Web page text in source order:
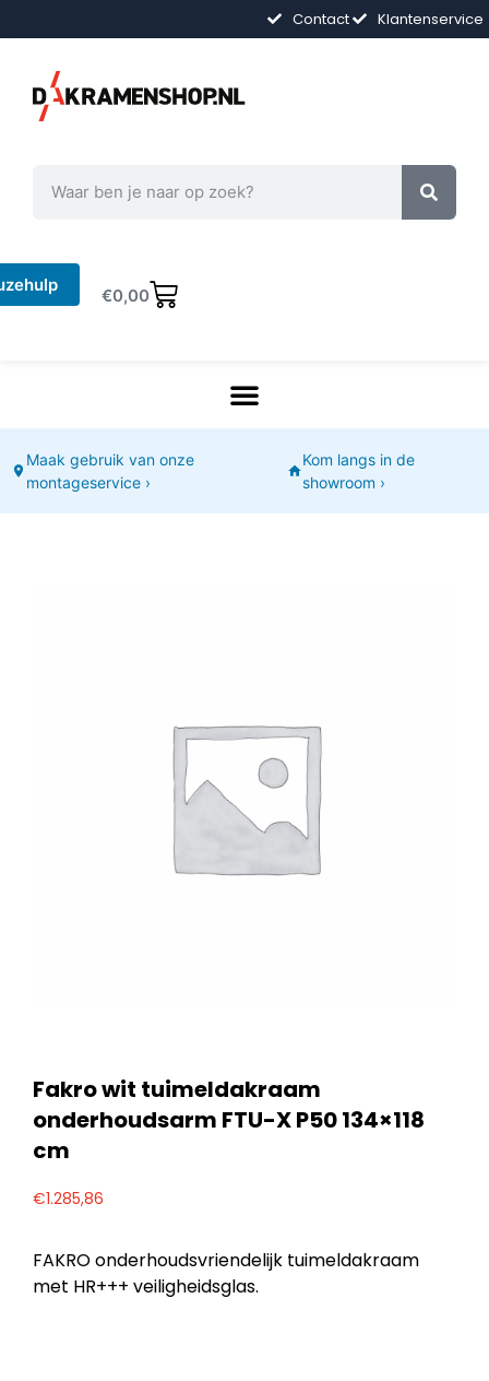
Contact Klantenservice
€0,00
Maak gebruik van onze
montageservice ›
Kom langs in de
showroom ›
Fakro wit tuimeldakraam
onderhoudsarm FTU-X P50 134×118
cm
€1.285,86
FAKRO onderhoudsvriendelijk tuimeldakraam
met HR+++ veiligheidsglas.